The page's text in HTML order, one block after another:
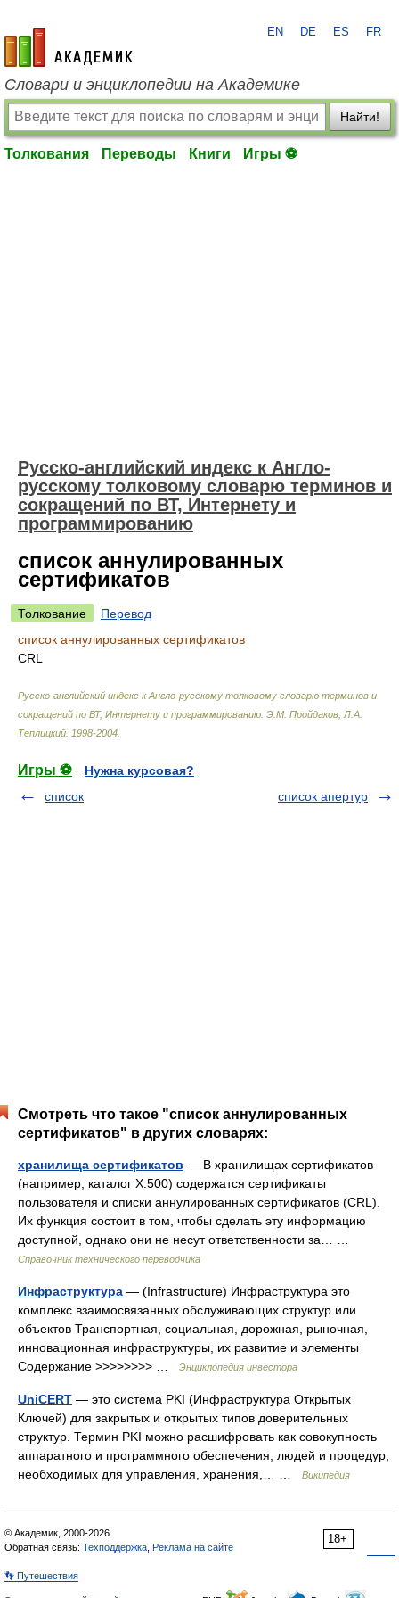
academic.ru
EN DE ES FR
Словари и энциклопедии на Академике
Найти!
Толкования Переводы Книги Игры ⚽
Русско-английский индекс к Англо-
русскому толковому словарю терминов и
сокращений по ВТ, Интернету и
программированию
список аннулированных
сертификатов
Толкование
Перевод
список аннулированных сертификатов
CRL
Русско-английский индекс к Англо-русскому толковому словарю терминов и
сокращений по ВТ, Интернету и программированию Э.М. Пройдаков, Л.А.
Теплицкий 1998-2004
Игры ⚽
Нужна курсовая?
список
список апертур
Смотреть что такое "список аннулированных
сертификатов" в других словарях:
хранилища сертификатов — В хранилищах сертификатов
(например, каталог Х.500) содержатся сертификаты
пользователя и списки аннулированных сертификатов (CRL).
Их функция состоит в том, чтобы сделать эту информацию
доступной, однако они не несут ответственности за… …
Справочник технического переводчика
Инфраструктура — (Infrastructure) Инфраструктура это
комплекс взаимосвязанных обслуживающих структур или
объектов Транспортная, социальная, дорожная, рыночная,
инновационная инфраструктуры, их развитие и элементы
Содержание >>>>>>>> …
Энциклопедия инвестора
UniCERT — это система PKI (Инфраструктура Открытых
Ключей) для закрытых и открытых типов доверительных
структур. Термин PKI можно расшифровать как совокупность
аппаратного и программного обеспечения, людей и процедур,
необходимых для управления, хранения,… …
Википедия
18+
© Академик, 2000-2026
Обратная связь: Техподдержка Реклама на сайте
👣 Путешествия